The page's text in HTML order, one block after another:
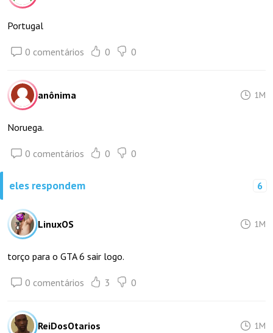
Portugal
0 comentários 0 0
anônima 1M
Noruega.
0 comentários 0 0
eles respondem 6
LinuxOS 1M
torço para o GTA 6 sair logo.
0 comentários 3 0
ReiDosOtarios 1M